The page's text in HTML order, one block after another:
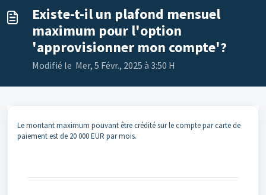
Existe-t-il un plafond mensuel
maximum pour l'option
'approvisionner mon compte'?
Modifié le Mer, 5 Févr., 2025 à 3:50 H
Le montant maximum pouvant être crédité sur le compte par carte de
paiement est de 20 000 EUR par mois.